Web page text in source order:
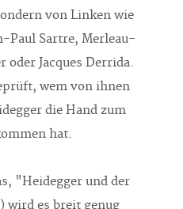
von Linken wie
Paul Sartre, Merleau-
oder Jacques Derrida.
wem von ihnen
die Hand zum
hat.
"Heidegger und der
wird es breit genug